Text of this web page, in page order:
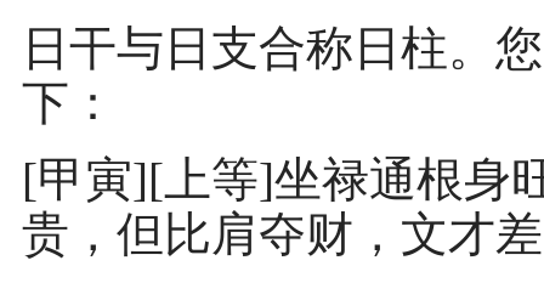
日干与日支合称日柱。
下：
[甲寅][上等]坐禄通根身
贵，但比肩夺财，文才